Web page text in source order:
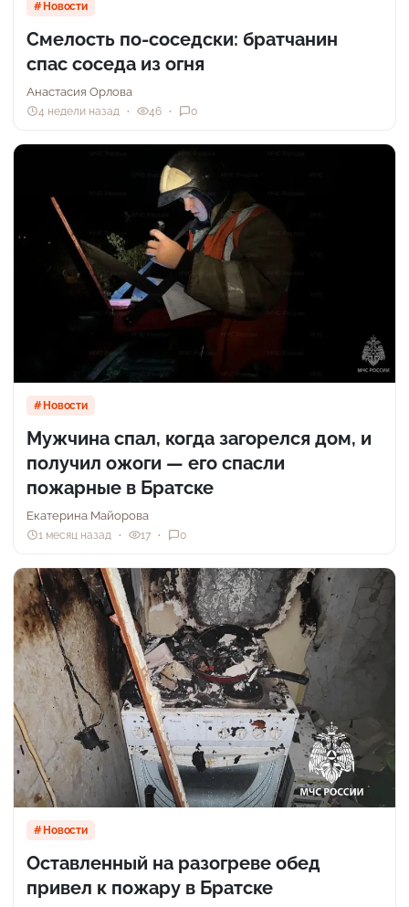
Новости
Смелость по-соседски: братчанин
спас соседа из огня
Анастасия Орлова
4 недели назад 46 0
Новости
Мужчина спал, когда загорелся дом, и
получил ожоги — его спасли
пожарные в Братске
Екатерина Майорова
1 месяц назад 17 0
Новости
Оставленный на разогреве обед
привел к пожару в Братске